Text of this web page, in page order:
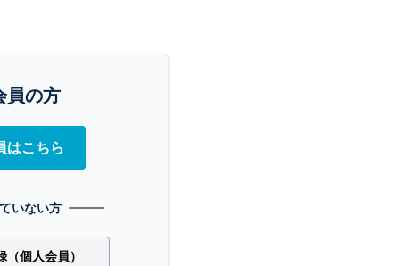
員の方
はこちら
いない方
個人会員）